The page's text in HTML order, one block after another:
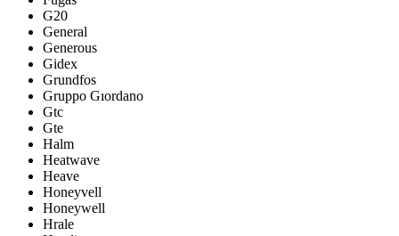
G20
General
Generous
Gidex
Grundfos
Gruppo Gıordano
Gtc
Gte
Halm
Heatwave
Heave
Honeyvell
Honeywell
Hrale